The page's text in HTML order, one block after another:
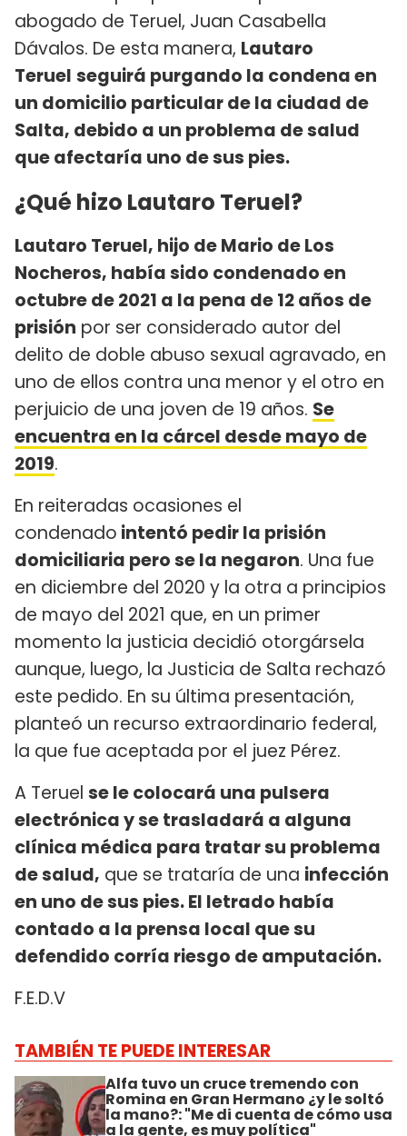
abogado de Teruel, Juan Casabella
Dávalos. De esta manera, Lautaro
Teruel seguirá purgando la condena en
un domicilio particular de la ciudad de
Salta, debido a un problema de salud
que afectaría uno de sus pies.
¿Qué hizo Lautaro Teruel?
Lautaro Teruel, hijo de Mario de Los
Nocheros, había sido condenado en
octubre de 2021 a la pena de 12 años de
prisión por ser considerado autor del
delito de doble abuso sexual agravado, en
uno de ellos contra una menor y el otro en
perjuicio de una joven de 19 años. Se
encuentra en la cárcel desde mayo de
2019.
En reiteradas ocasiones el
condenado intentó pedir la prisión
domiciliaria pero se la negaron. Una fue
en diciembre del 2020 y la otra a principios
de mayo del 2021 que, en un primer
momento la justicia decidió otorgársela
aunque, luego, la Justicia de Salta rechazó
este pedido. En su última presentación,
planteó un recurso extraordinario federal,
la que fue aceptada por el juez Pérez.
A Teruel se le colocará una pulsera
electrónica y se trasladará a alguna
clínica médica para tratar su problema
de salud, que se trataría de una infección
en uno de sus pies. El letrado había
contado a la prensa local que su
defendido corría riesgo de amputación.
F.E.D.V
TAMBIÉN TE PUEDE INTERESAR
Alfa tuvo un cruce tremendo con
Romina en Gran Hermano ¿y le soltó
la mano?: "Me di cuenta de cómo usa
a la gente, es muy política"